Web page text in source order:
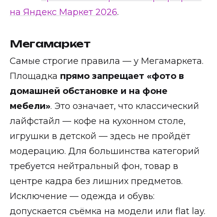
на Яндекс Маркет 2026.
Мегамаркет
Самые строгие правила — у Мегамаркета.
Площадка прямо запрещает «фото в
домашней обстановке и на фоне
мебели». Это означает, что классический
лайфстайл — кофе на кухонном столе,
игрушки в детской — здесь не пройдёт
модерацию. Для большинства категорий
требуется нейтральный фон, товар в
центре кадра без лишних предметов.
Исключение — одежда и обувь:
допускается съёмка на модели или flat lay.